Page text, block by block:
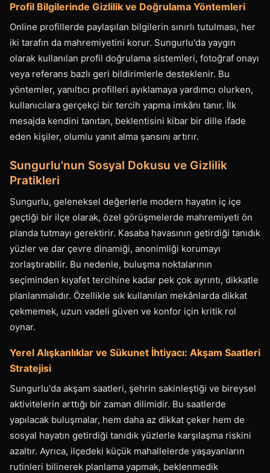
Profil Bilgilerinde Gizlilik ve Doğrulama Yöntemleri
Online profillerde paylaşılan bilgilerin sınırlı tutulması, her
iki tarafın da mahremiyetini korur. Sungurlu'da yaygın
olarak kullanılan profil doğrulama sistemleri, fotoğraf onayı
veya referans bazlı geri bildirimlerle desteklenir. Bu
yöntemler, yanıltıcı profilleri ayıklamaya yardımcı olurken,
kullanıcılara gerçekçi bir tercih yapma imkânı tanır. İlk
mesajda kendini tanıtan, beklentisini kibar bir dille ifade
eden kişiler, olumlu yanıt alma şansını artırır.
Sungurlu'nun Sosyal Dokusu ve Gizlilik
Pratikleri
Sungurlu, geleneksel değerlerle modern hayatın iç içe
geçtiği bir ilçe olarak, özel görüşmelerde mahremiyeti ön
planda tutmayı gerektirir. Kasaba havasının getirdiği tanıdık
yüzler ve dar çevre dinamiği, anonimliği korumayı
zorlaştırabilir. Bu nedenle, buluşma noktalarının
seçiminden kıyafet tercihine kadar pek çok ayrıntı, dikkatle
planlanmalıdır. Özellikle sık kullanılan mekânlarda dikkat
çekmemek, uzun vadeli güven ve konfor için kritik rol
oynar.
Yerel Alışkanlıklar ve Sükunet İhtiyacı: Akşam Saatleri
Stratejisi
Sungurlu'da akşam saatleri, şehrin sakinleştiği ve bireysel
aktivitelerin arttığı bir zaman dilimidir. Bu saatlerde
yapılacak buluşmalar, hem daha az dikkat çeker hem de
sosyal hayatın getirdiği tanıdık yüzlerle karşılaşma riskini
azaltır. Ayrıca, ilçedeki küçük mahallelerde yaşayanların
rutinleri bilinerek planlama yapmak, beklenmedik